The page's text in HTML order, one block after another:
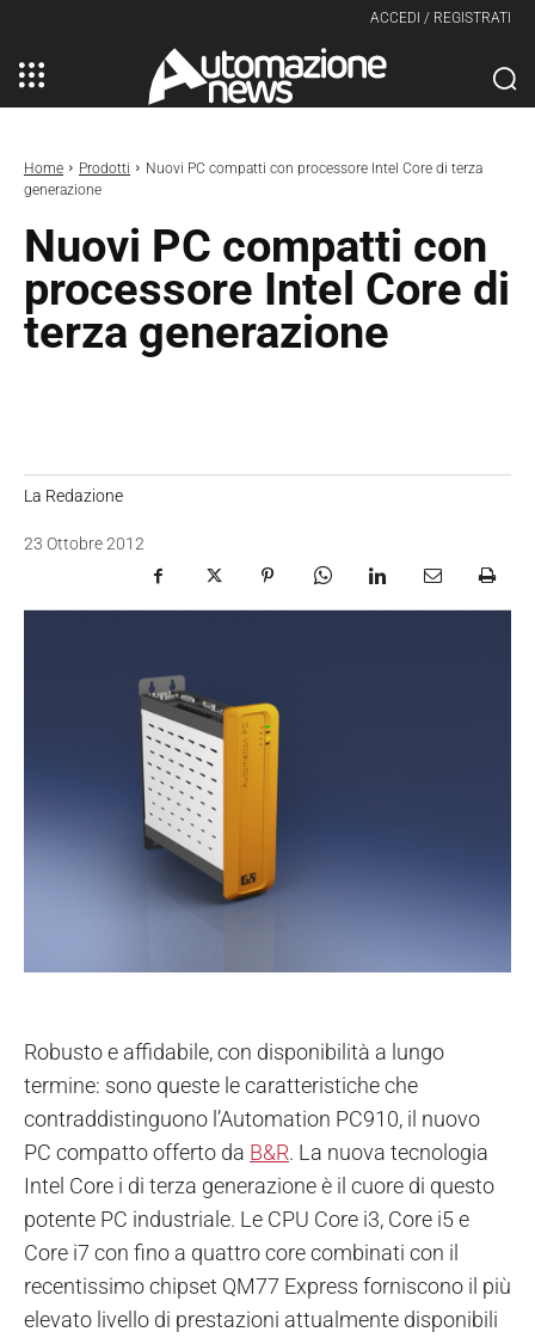
ACCEDI / REGISTRATI
Home Prodotti
Nuovi PC compatti con processore Intel Core di terza
generazione
Nuovi PC compatti con
processore Intel Core di
terza generazione
La Redazione
23 Ottobre 2012
Robusto e affidabile, con disponibilità a lungo
termine: sono queste le caratteristiche che
contraddistinguono l’Automation PC910, il nuovo
PC compatto offerto da B&R. La nuova tecnologia
Intel Core i di terza generazione è il cuore di questo
potente PC industriale. Le CPU Core i3, Core i5 e
Core i7 con fino a quattro core combinati con il
recentissimo chipset QM77 Express forniscono il più
elevato livello di prestazioni attualmente disponibili